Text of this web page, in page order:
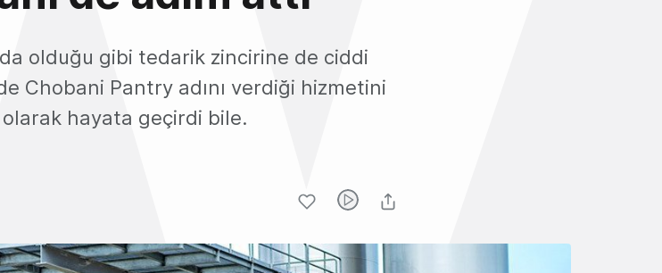
olduğu gibi tedarik zincirine de ciddi
Chobani Pantry adını verdiği hizmetini
hayata geçirdi bile.